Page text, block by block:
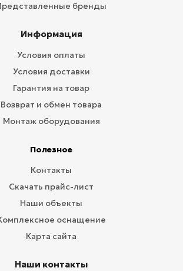
бренды
Информация
Условия оплаты
Условия доставки
Гарантия на товар
Возврат и обмен товара
Монтаж оборудования
Полезное
Контакты
Скачать прайс-лист
Наши объекты
оснащение
Карта сайта
Наши контакты